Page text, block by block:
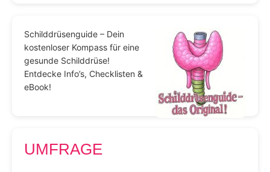
Schilddrüsenguide – Dein
kostenloser Kompass für eine
gesunde Schilddrüse!
Entdecke Info’s, Checklisten &
eBook!
UMFRAGE